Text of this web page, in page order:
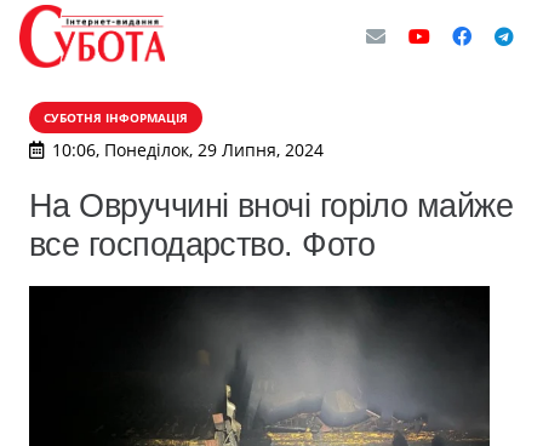
СУБОТНЯ ІНФОРМАЦІЯ
10:06, Понеділок, 29 Липня, 2024
На Овруччині вночі горіло майже
все господарство. Фото